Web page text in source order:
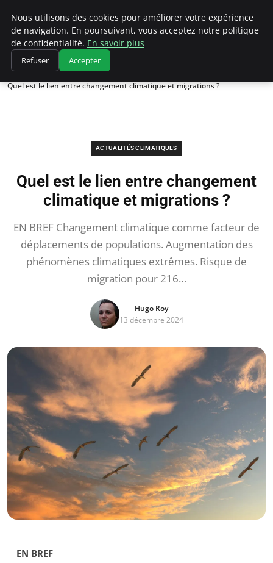
Climatedebtagents
Accueil
Actualités Climatiques
Quel est le lien entre changement climatique et migrations ?
ACTUALITÉS CLIMATIQUES
Quel est le lien entre changement
climatique et migrations ?
EN BREF Changement climatique comme facteur de
déplacements de populations. Augmentation des
phénomènes climatiques extrêmes. Risque de
migration pour 216…
Hugo Roy
13 décembre 2024
EN BREF
Nous utilisons des cookies pour améliorer votre expérience
de navigation. En poursuivant, vous acceptez notre politique
de confidentialité. En savoir plus
Refuser Accepter